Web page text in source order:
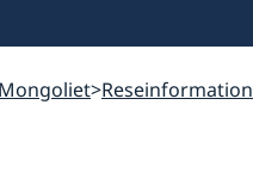
Mongoliet Reseinformation